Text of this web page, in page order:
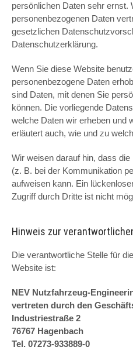
persönlichen Daten sehr ernst.
personenbezogenen Daten
gesetzlichen
Datenschutzerklärung.
Wenn Sie diese Website
personenbezogene Daten
sind Daten, mit denen Sie
können. Die vorliegende
welche Daten wir erheben und
erläutert auch, wie und zu
Wir weisen darauf hin, dass
(z. B. bei der Kommunikation
aufweisen kann. Ein
Zugriff durch Dritte ist nicht
Hinweis zur
Die verantwortliche Stelle für
Website ist:
NEV Nutzfahrzeug-
vertreten durch den
Industriestraße 2
76767 Hagenbach
Tel. 07273-933889-0